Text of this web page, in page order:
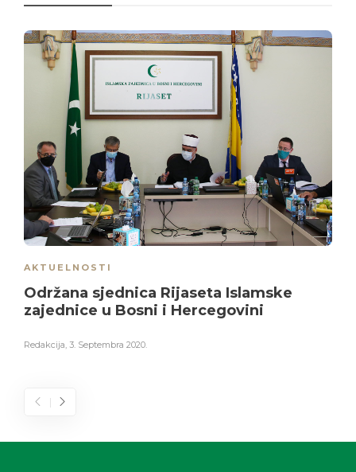
AKTUELNOSTI
Održana sjednica Rijaseta Islamske
zajednice u Bosni i Hercegovini
Redakcija, 3. Septembra 2020.